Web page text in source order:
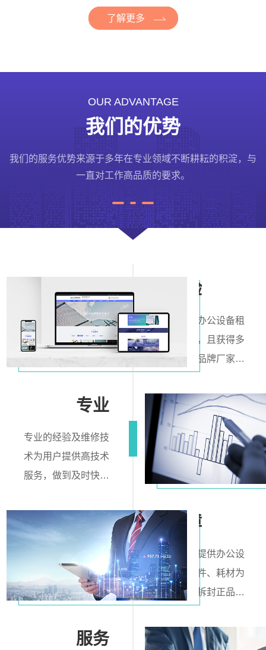
了解更多
OUR ADVANTAGE
我们的优势
我们的服务优势来源于多年在专业领域不断耕耘的积淀，与
一直对工作高品质的要求。
经验
专业的办公设备租
赁企业，且获得多
个知名品牌厂家的
同所必需的设备和
专业技术能力 。服
务范围覆盖了整个
四川省的各地市
专业
专业的经验及维修技
术为用户提供高技术
服务，做到及时快捷
器的使用寿命、减少
保障
确保所提供办公设
备及配件、耗材为
原厂未拆封正品按
提供免费维修服
服务